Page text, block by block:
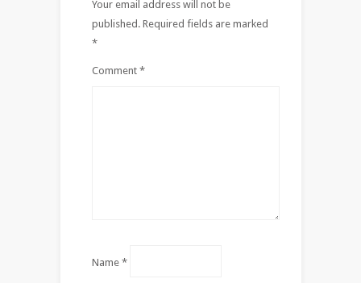
Your email address will not be
published. Required fields are marked
*
Comment *
Name *